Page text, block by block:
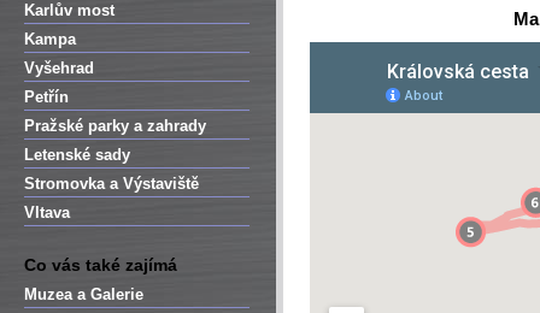
Karlův most
Kampa
Vyšehrad
Petřín
Pražské parky a zahrady
Letenské sady
Stromovka a Výstaviště
Vltava
Co vás také zajímá
Muzea a Galerie